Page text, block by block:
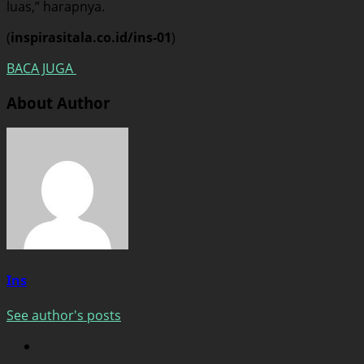
luas,” harapnya.
(inspirasitala.co.id/ins-01)
BACA JUGA
About Author
Ins
See author's posts